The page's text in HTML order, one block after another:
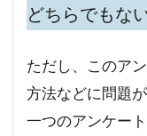
どちらでもな
ただし、このア
方法などに問題
一つのアンケー